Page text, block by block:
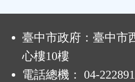
區
臺中市政府：臺中市
心樓10樓
電話總機： 04-